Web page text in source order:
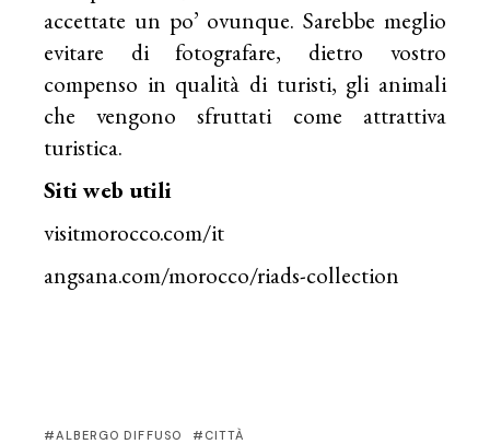
accettate un po’ ovunque. Sarebbe meglio
evitare di fotografare, dietro vostro
compenso in qualità di turisti, gli animali
che vengono sfruttati come attrattiva
turistica.
Siti web utili
visitmorocco.com/it
angsana.com/morocco/riads-collection
ALBERGO DIFFUSO CITTÀ